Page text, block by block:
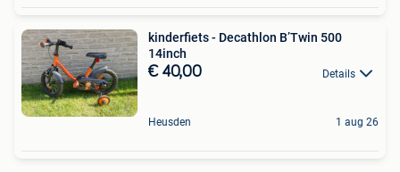
kinderfiets - Decathlon B’Twin 500
14inch
€ 40,00 Details
Heusden 1 aug 26